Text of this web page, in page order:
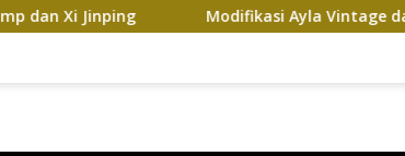
Modifikasi Ayla Vintage dan Gran Max